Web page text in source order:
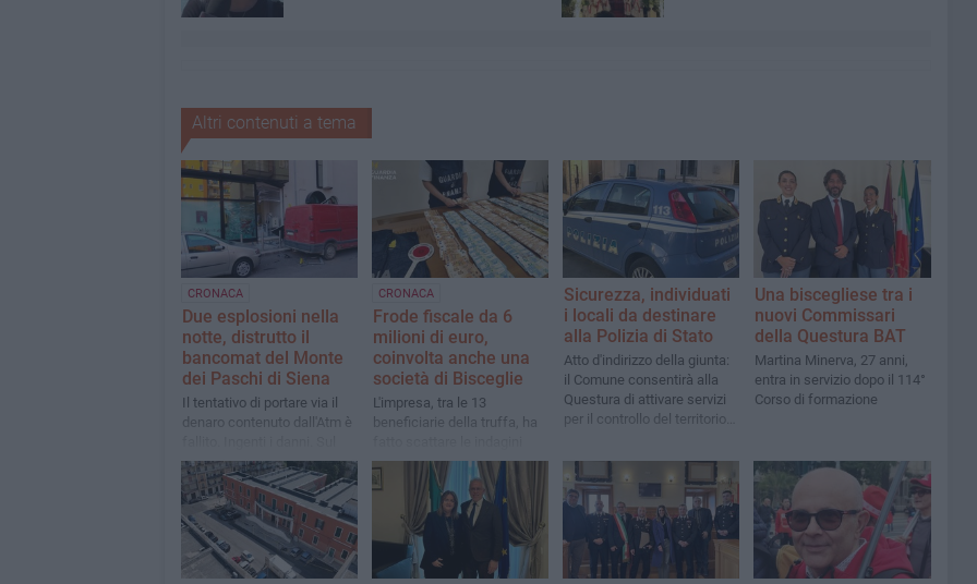
Altri contenuti a tema
CRONACA
Due esplosioni nella
notte, distrutto il
bancomat del Monte
dei Paschi di Siena
Il tentativo di portare via il
denaro contenuto dall'Atm è
posto carabinieri e vigili del
fuoco
CRONACA
Frode fiscale da 6
milioni di euro,
coinvolta anche una
società di Bisceglie
L'impresa, tra le 13
beneficiarie della truffa, ha
della guardia di finanza, che
ha individuato la
costituzione di 5 società
"cartiera"
Sicurezza, individuati
i locali da destinare
alla Polizia di Stato
Atto d'indirizzo della giunta:
il Comune consentirà alla
Questura di attivare servizi
per il controllo del territorio e
periodo estivo
Una biscegliese tra i
nuovi Commissari
della Questura BAT
Martina Minerva, 27 anni,
entra in servizio dopo il 114°
Corso di formazione